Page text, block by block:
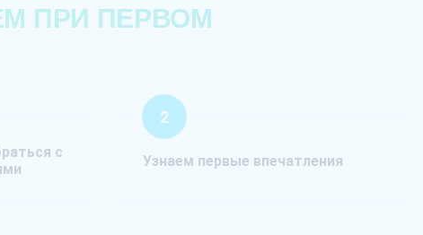
ПРИ ПЕРВОМ
с
Узнаем первые впечатления